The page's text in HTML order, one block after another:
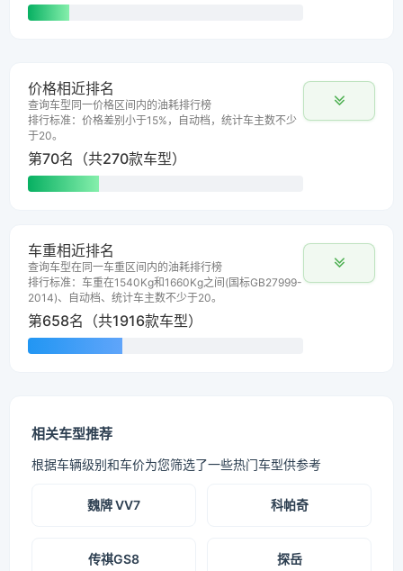
价格相近排名
查询车型同一价格区间内的油耗排行榜
排行标准：价格差别小于15%，自动档，统计车主数不少
于20。
第70名（共270款车型）
车重相近排名
查询车型在同一车重区间内的油耗排行榜
排行标准：车重在1540Kg和1660Kg之间(国标GB27999-
2014)、自动档、统计车主数不少于20。
第658名（共1916款车型）
相关车型推荐
根据车辆级别和车价为您筛选了一些热门车型供参考
魏牌 VV7 科帕奇
传祺GS8 探岳